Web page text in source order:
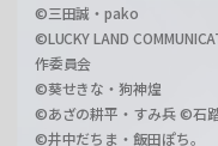
©三田誠・pako
©LUCKY LAND
作委員会
©葵せきな・狗神煌
©あざの耕平・すみ兵 ©石
©井中だちま・飯田ぽち。